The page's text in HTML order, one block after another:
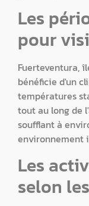
Les
pour
Fuerteventura,
bénéficie d'un
températures
tout au long de
soufflant à
environnement
Les
selon